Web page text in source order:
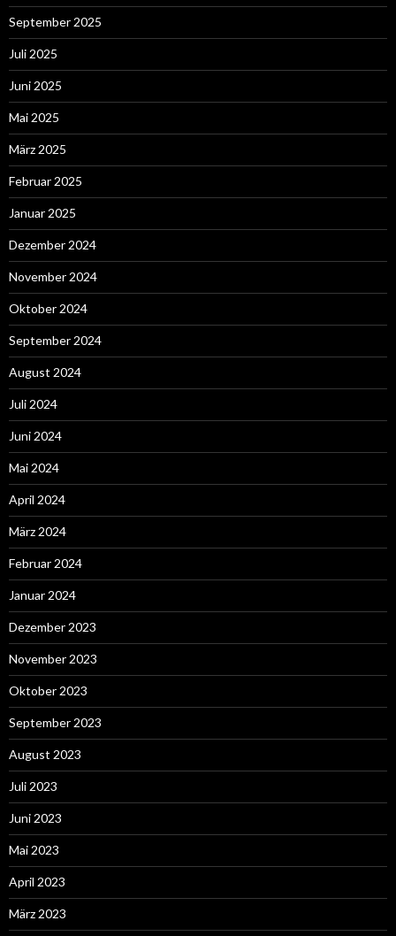
September 2025
Juli 2025
Juni 2025
Mai 2025
März 2025
Februar 2025
Januar 2025
Dezember 2024
November 2024
Oktober 2024
September 2024
August 2024
Juli 2024
Juni 2024
Mai 2024
April 2024
März 2024
Februar 2024
Januar 2024
Dezember 2023
November 2023
Oktober 2023
September 2023
August 2023
Juli 2023
Juni 2023
Mai 2023
April 2023
März 2023